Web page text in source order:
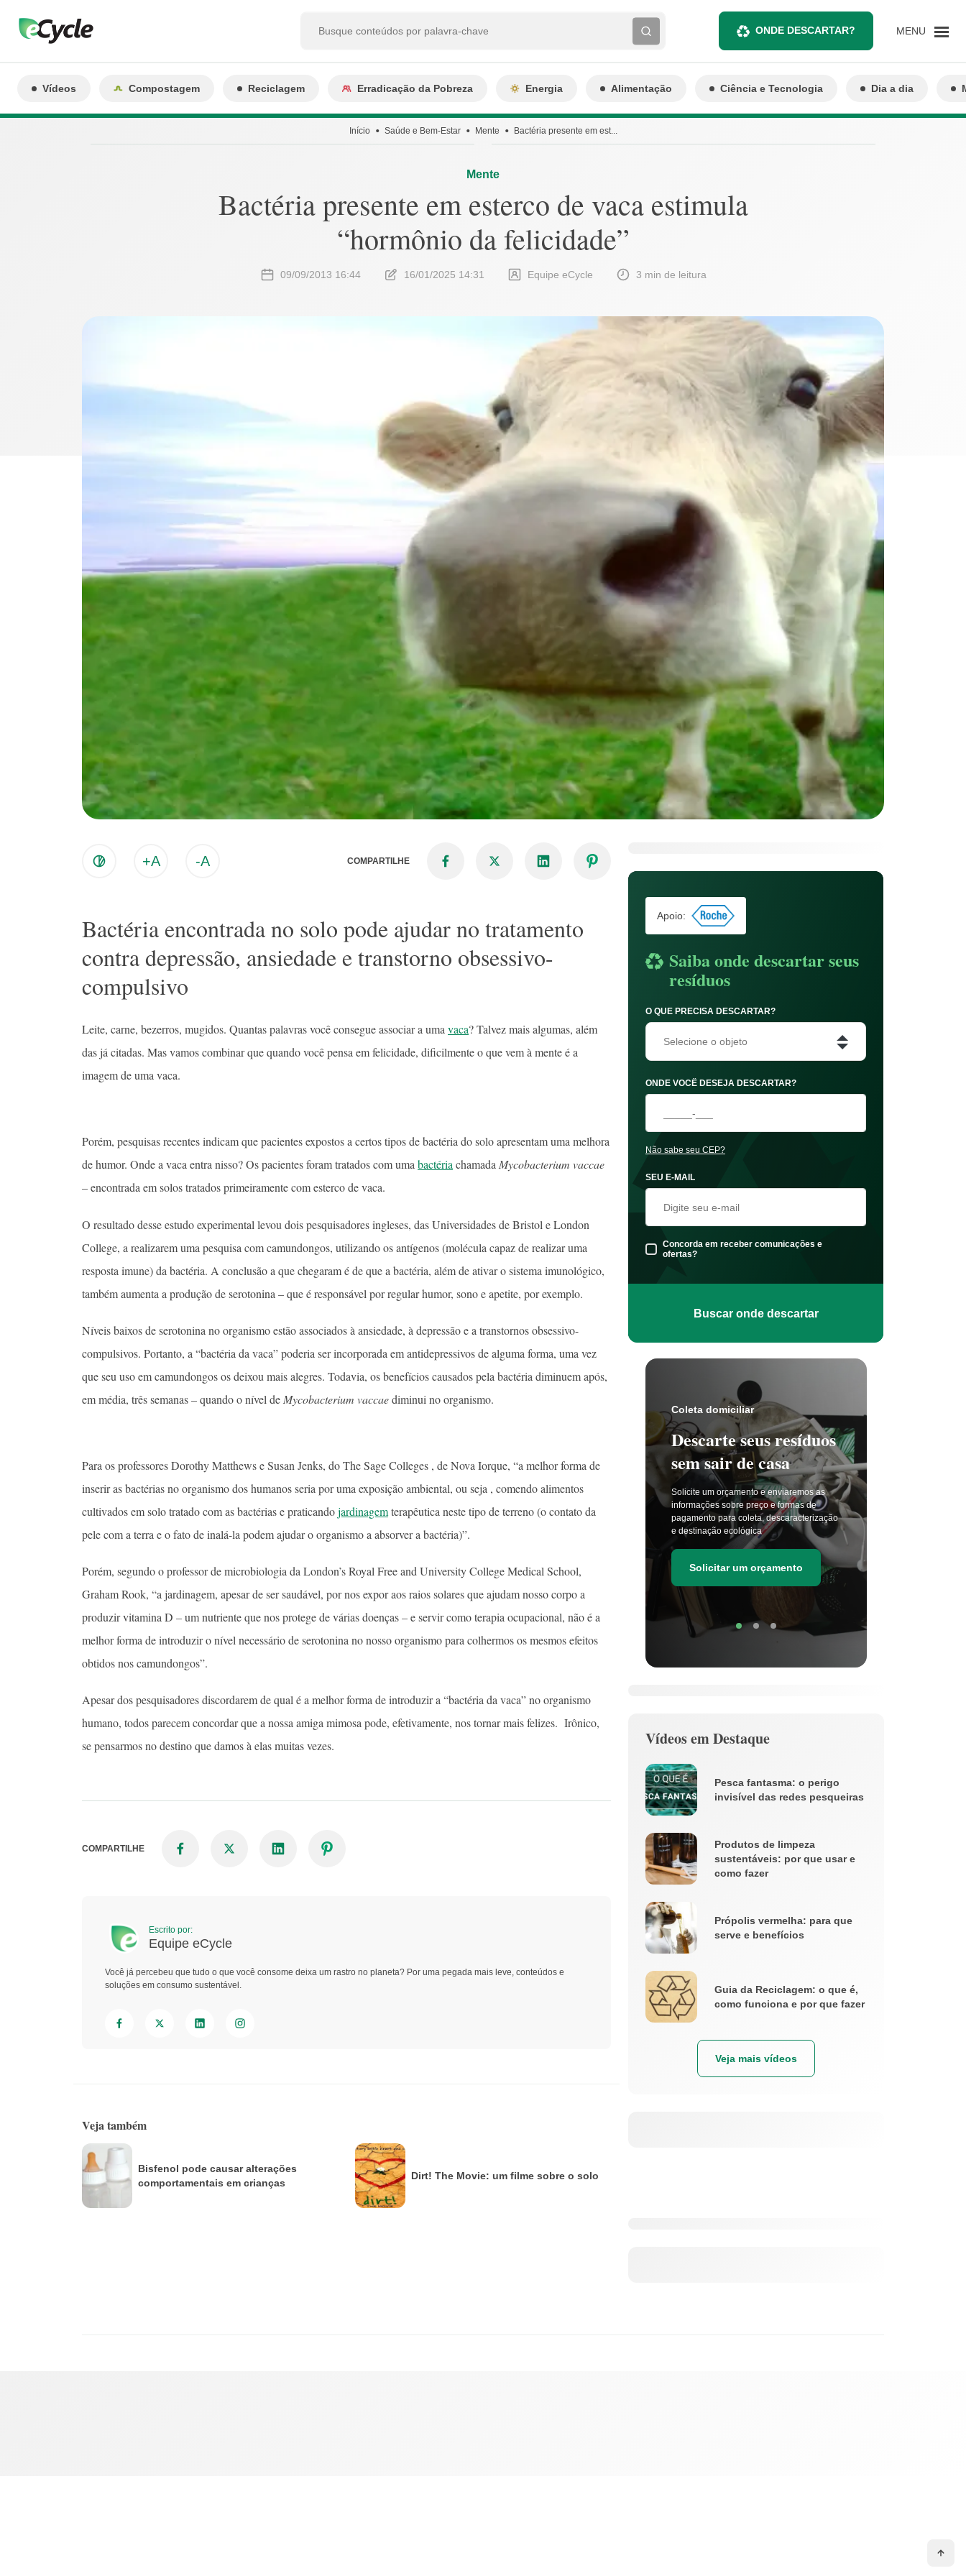
ONDE DESCARTAR? MENU
Vídeos Compostagem Reciclagem Erradicação da Pobreza Energia Alimentação Ciência e Tecnologia Dia a dia
Início Saúde e Bem-Estar Mente Bactéria presente em est...
Mente
Bactéria presente em esterco de vaca estimula
“hormônio da felicidade”
09/09/2013 16:44 16/01/2025 14:31 Equipe eCycle 3 min de leitura
+A -A COMPARTILHE
Bactéria encontrada no solo pode ajudar no tratamento
contra depressão, ansiedade e transtorno obsessivo-
compulsivo
Leite, carne, bezerros, mugidos. Quantas palavras você consegue associar a umavaca? Talvez mais algumas, além
das já citadas. Mas vamos combinar que quando você pensa em felicidade, dificilmente o que vem à mente é a
imagem de uma vaca.
Porém, pesquisas recentes indicam que pacientes expostos a certos tipos de bactéria do solo apresentam uma melhora
de humor. Onde a vaca entra nisso? Os pacientes foram tratados com umabactériachamadaMycobacterium vaccae
– encontrada em solos tratados primeiramente com esterco de vaca.
O resultado desse estudo experimental levou dois pesquisadores ingleses, das Universidades de Bristol e London
College, a realizarem uma pesquisa com camundongos, utilizando os antígenos (molécula capaz de realizar uma
resposta imune) da bactéria. A conclusão a que chegaram é de que a bactéria, além de ativar o sistema imunológico,
também aumenta a produção de serotonina – que é responsável por regular humor, sono e apetite, por exemplo.
Níveis baixos de serotonina no organismo estão associados à ansiedade, à depressão e a transtornos obsessivo-
compulsivos. Portanto, a “bactéria da vaca” poderia ser incorporada em antidepressivos de alguma forma, uma vez
que seu uso em camundongos os deixou mais alegres. Todavia, os benefícios causados pela bactéria diminuem após,
em média, três semanas – quando o nível de Mycobacterium vaccaediminui no organismo.
Para os professores Dorothy Matthews e Susan Jenks, do The Sage Colleges , de Nova Iorque, “a melhor forma de
inserir as bactérias no organismo dos humanos seria por uma exposição ambiental, ou seja , comendo alimentos
cultivados em solo tratado com as bactérias e praticandojardinagemterapêutica neste tipo de terreno (o contato da
pele com a terra e o fato de inalá-la podem ajudar o organismo a absorver a bactéria)”.
Porém, segundo o professor de microbiologia da London’s Royal Free and University College Medical School,
Graham Rook, “a jardinagem, apesar de ser saudável, por nos expor aos raios solares que ajudam nosso corpo a
produzir vitamina D – um nutriente que nos protege de várias doenças – e servir como terapia ocupacional, não é a
melhor forma de introduzir o nível necessário de serotonina no nosso organismo para colhermos os mesmos efeitos
obtidos nos camundongos”.
Apesar dos pesquisadores discordarem de qual é a melhor forma de introduzir a “bactéria da vaca” no organismo
humano, todos parecem concordar que a nossa amiga mimosa pode, efetivamente, nos tornar mais felizes. Irônico,
se pensarmos no destino que damos à elas muitas vezes.
COMPARTILHE
Escrito por:
Equipe eCycle
Você já percebeu que tudo o que você consome deixa um rastro no planeta? Por uma pegada mais leve, conteúdos e
soluções em consumo sustentável.
Veja também
Bisfenol pode causar alterações
comportamentais em crianças
Dirt! The Movie: um filme sobre o solo
Apoio:
Saiba onde descartar seus
resíduos
O QUE PRECISA DESCARTAR?
Selecione o objeto
ONDE VOCÊ DESEJA DESCARTAR?
Não sabe seu CEP?
SEU E-MAIL
Concorda em receber comunicações e
ofertas?
Buscar onde descartar
Coleta domiciliar
Descarte seus resíduos
sem sair de casa
Solicite um orçamento e enviaremos as
informações sobre preço e formas de
pagamento para coleta, descaracterização
e destinação ecológica
Solicitar um orçamento
Vídeos em Destaque
Pesca fantasma: o perigo
invisível das redes pesqueiras
Produtos de limpeza
sustentáveis: por que usar e
como fazer
Própolis vermelha: para que
serve e benefícios
Guia da Reciclagem: o que é,
como funciona e por que fazer
Veja mais vídeos